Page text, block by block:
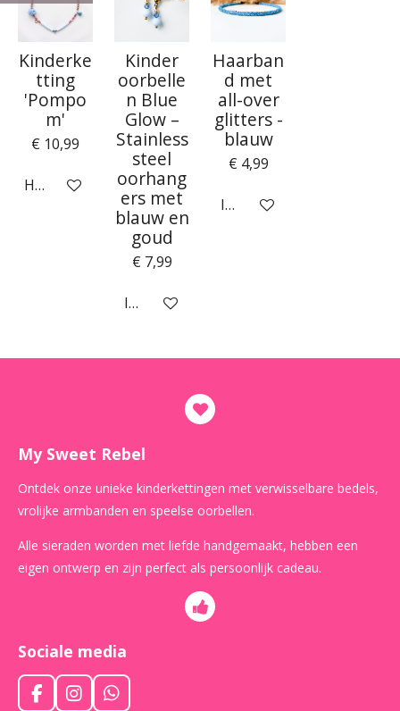
Kinderke
tting
'Pompo
m'
€ 10,99
Houd mij op de hoogte
Kinder
oorbelle
n Blue
Glow –
Stainless
steel
oorhang
ers met
blauw en
goud
€ 7,99
In winkelwagen
Haarban
d met
all-over
glitters -
blauw
€ 4,99
In winkelwagen
My Sweet Rebel
Ontdek onze unieke kinderkettingen met verwisselbare bedels,
vrolijke armbanden en speelse oorbellen.
Alle sieraden worden met liefde handgemaakt, hebben een
eigen ontwerp en zijn perfect als persoonlijk cadeau.
Sociale media
F
I
W